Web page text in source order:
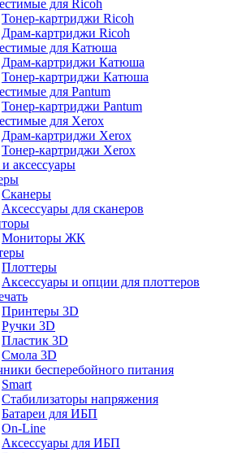
для Ricoh
Тонер-картриджи Ricoh
Драм-картриджи Ricoh
для Катюша
Драм-картриджи Катюша
Тонер-картриджи Катюша
для Pantum
Тонер-картриджи Pantum
для Xerox
Драм-картриджи Xerox
Тонер-картриджи Xerox
аксессуары
Сканеры
Аксессуары для сканеров
Мониторы ЖК
Плоттеры
Аксессуары и опции для плоттеров
Принтеры 3D
Ручки 3D
Пластик 3D
Смола 3D
бесперебойного питания
Smart
Стабилизаторы напряжения
Батареи для ИБП
On-Line
Аксессуары для ИБП